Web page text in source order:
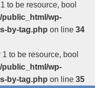
to be resource, bool
public_html/wp-
by-tag.php on line 34
to be resource, bool
public_html/wp-
by-tag.php on line 35